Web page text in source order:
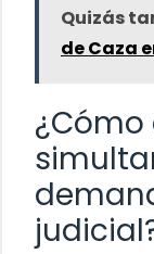
Quizás
de Caza